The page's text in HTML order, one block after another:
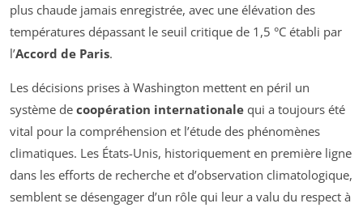
plus chaude jamais enregistrée, avec une élévation des
températures dépassant le seuil critique de 1,5 °C établi par
l’Accord de Paris.
Les décisions prises à Washington mettent en péril un
système de coopération internationale qui a toujours été
vital pour la compréhension et l’étude des phénomènes
climatiques. Les États-Unis, historiquement en première ligne
dans les efforts de recherche et d’observation climatologique,
semblent se désengager d’un rôle qui leur a valu du respect à